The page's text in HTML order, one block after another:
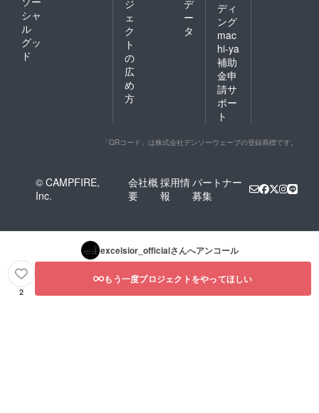
シャ
ル
グッ
ド
ジ
ェ
ク
ト
の
広
め
方
デ
ー
タ
ディ
ング
mac
hi-ya
補助
金申
請サ
ポー
ト
「QRコード」は株式会社デンソーウェーブの登録商標です。
© CAMPFIRE,
Inc.
会社概
要
採用情
報
パートナー
募集
excelsior_officialさんへアンコール
2
もう一度プロジェクトをやってほしい